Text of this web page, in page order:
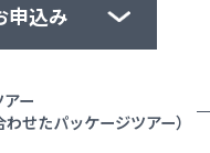
申込み
回のお申し込みが20
ー
せたパッケージツアー）